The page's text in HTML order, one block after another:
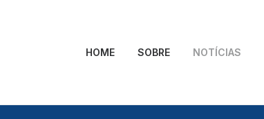
HOME SOBRE NOTÍCIAS